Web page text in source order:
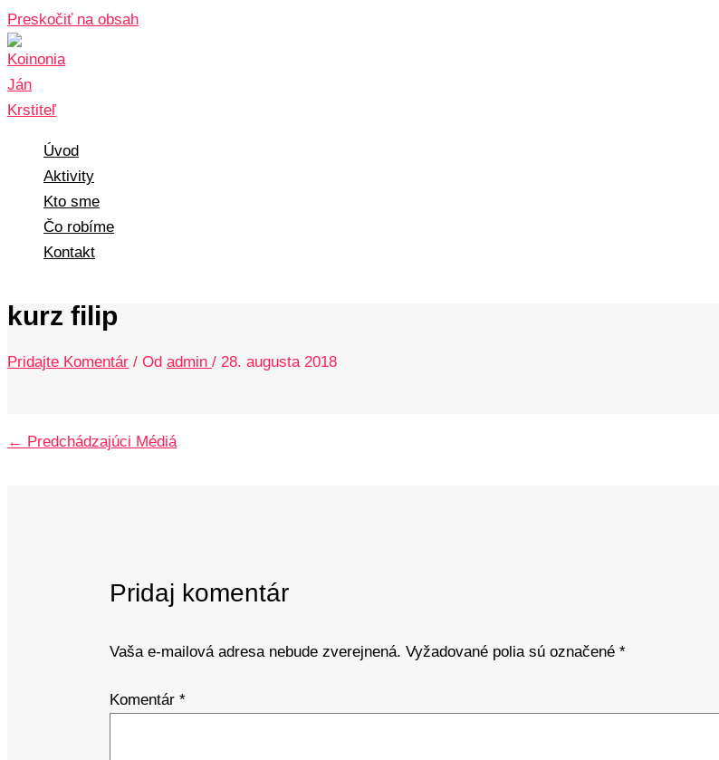
Preskočiť na obsah
Úvod
Aktivity
Kto sme
Čo robíme
Kontakt
kurz filip
Pridajte Komentár / Od admin / 28. augusta 2018
← Predchádzajúci Médiá
Pridaj komentár
Vaša e-mailová adresa nebude zverejnená. Vyžadované polia sú označené*
Komentár*